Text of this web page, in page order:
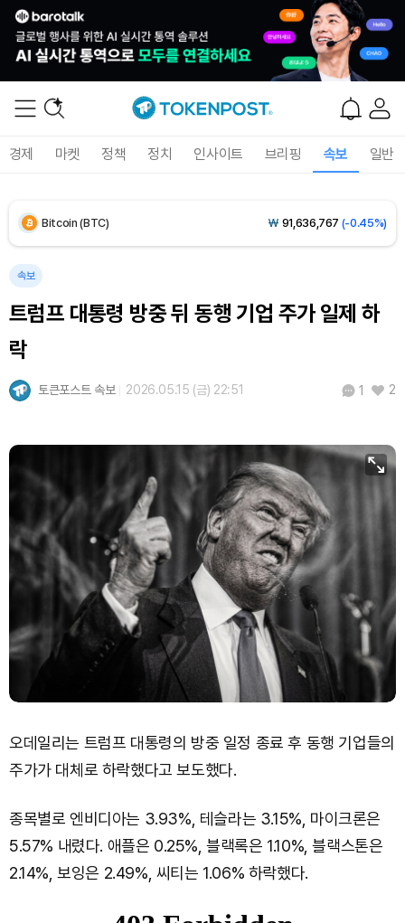
경제 마켓 정책 정치 인사이트 브리핑 속보 일반
Bitcoin (BTC) ₩ 91,636,767 (-0.45%)
Tether USDt (USDT) ₩ 1,421(0.00%)
XRP (XRP) ₩1,470(-3.21%)
Solana (SOL) ₩103,674
TRON (TRX) ₩464.7
Hyperliquid (HYPE) ₩79,471
Dogecoin (DOGE) 98.12 (-1.75%)
속보
트럼프 대통령 방중 뒤 동행 기업 주가 일제 하
락
토큰포스트 속보 2026.05.15 (금) 22:51 1 2
오데일리는 트럼프 대통령의 방중 일정 종료 후 동행 기업들의
주가가 대체로 하락했다고 보도했다.
종목별로 엔비디아는 3.93%, 테슬라는 3.15%, 마이크론은
5.57% 내렸다. 애플은 0.25%, 블랙록은 1.10%, 블랙스톤은
2.14%, 보잉은 2.49%, 씨티는 1.06% 하락했다.